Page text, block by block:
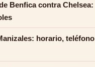
Benfica contra Chelsea:
horario, teléfono